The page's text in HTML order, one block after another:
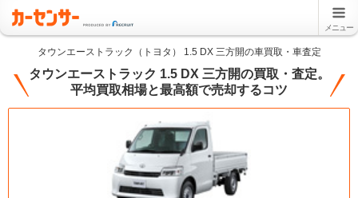
メニュー
タウンエーストラック（トヨタ） 1.5 DX 三方開の車買取・車査定
タウンエーストラック 1.5 DX 三方開の買取・査定。
平均買取相場と最高額で売却するコツ